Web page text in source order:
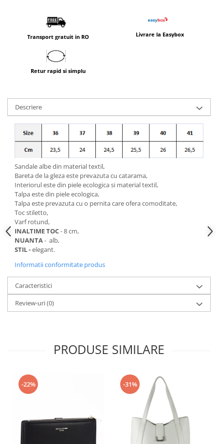
Transport gratuit in RO Livrare la Easybox
Retur rapid si simplu
Descriere
Sandale albe din material textil,
Bareta de la gleza este prevazuta cu catarama,
Interiorul este din piele ecologica si material textil,
Talpa este din piele ecologica,
Talpa este prevazuta cu o pernita care ofera comoditate,
Toc stiletto,
Varf rotund,
INALTIME TOC- 8 cm,
NUANTA- alb,
STIL -elegant.
Informatii conformitate produs
Caracteristici
Review-uri(0)
PRODUSE SIMILARE
-22% -31%